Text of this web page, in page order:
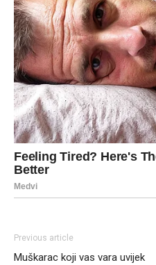
Previous article
Muškarac koji vas vara uvijek